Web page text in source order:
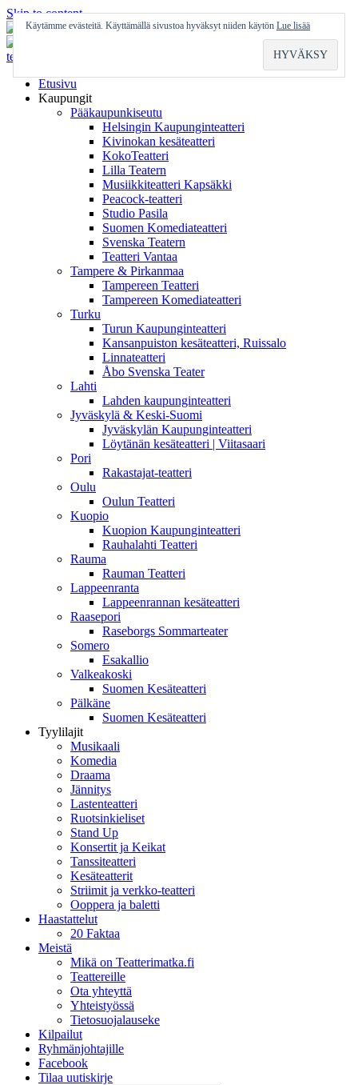
Skip to content
Etusivu
Kaupungit
Pääkaupunkiseutu
Helsingin Kaupunginteatteri
Kivinokan kesäteatteri
KokoTeatteri
Lilla Teatern
Musiikkiteatteri Kapsäkki
Peacock-teatteri
Studio Pasila
Suomen Komediateatteri
Svenska Teatern
Teatteri Vantaa
Tampere & Pirkanmaa
Tampereen Teatteri
Tampereen Komediateatteri
Turku
Turun Kaupunginteatteri
Kansanpuiston kesäteatteri, Ruissalo
Linnateatteri
Åbo Svenska Teater
Lahti
Lahden kaupunginteatteri
Jyväskylä & Keski-Suomi
Jyväskylän Kaupunginteatteri
Löytänän kesäteatteri | Viitasaari
Pori
Rakastajat-teatteri
Oulu
Oulun Teatteri
Kuopio
Kuopion Kaupunginteatteri
Rauhalahti Teatteri
Rauma
Rauman Teatteri
Lappeenranta
Lappeenrannan kesäteatteri
Raasepori
Raseborgs Sommarteater
Somero
Esakallio
Valkeakoski
Suomen Kesäteatteri
Pälkäne
Suomen Kesäteatteri
Tyylilajit
Musikaali
Komedia
Draama
Jännitys
Lastenteatteri
Ruotsinkieliset
Stand Up
Konsertit ja Keikat
Tanssiteatteri
Kesäteatterit
Striimit ja verkko-teatteri
Ooppera ja baletti
Haastattelut
20 Faktaa
Meistä
Mikä on Teatterimatka.fi
Teattereille
Ota yhteyttä
Yhteistyössä
Tietosuojalauseke
Kilpailut
Ryhmänjohtajille
Facebook
Tilaa uutiskirje
Käytämme evästeitä. Käyttämällä sivustoa hyväksyt niiden käytön Lue lisää